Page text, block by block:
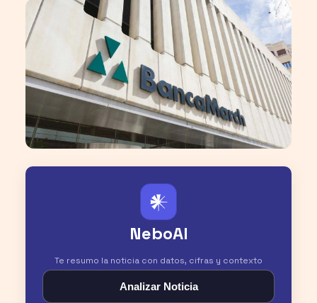
𒀭
NeboAI
Te resumo la noticia con datos, cifras y contexto
Analizar Noticia